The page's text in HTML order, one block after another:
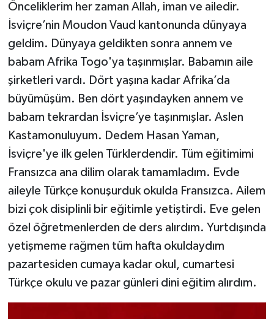
Önceliklerim her zaman Allah, iman ve ailedir.
İsviçre’nin Moudon Vaud kantonunda dünyaya
geldim. Dünyaya geldikten sonra annem ve
babam Afrika Togo'ya taşınmışlar. Babamın aile
şirketleri vardı. Dört yaşına kadar Afrika’da
büyümüşüm. Ben dört yaşındayken annem ve
babam tekrardan İsviçre’ye taşınmışlar. Aslen
Kastamonuluyum. Dedem Hasan Yaman,
İsviçre'ye ilk gelen Türklerdendir. Tüm eğitimimi
Fransızca ana dilim olarak tamamladım. Evde
aileyle Türkçe konuşurduk okulda Fransızca. Ailem
bizi çok disiplinli bir eğitimle yetiştirdi. Eve gelen
özel öğretmenlerden de ders alırdım. Yurtdışında
yetişmeme rağmen tüm hafta okuldaydım
pazartesiden cumaya kadar okul, cumartesi
Türkçe okulu ve pazar günleri dini eğitim alırdım.